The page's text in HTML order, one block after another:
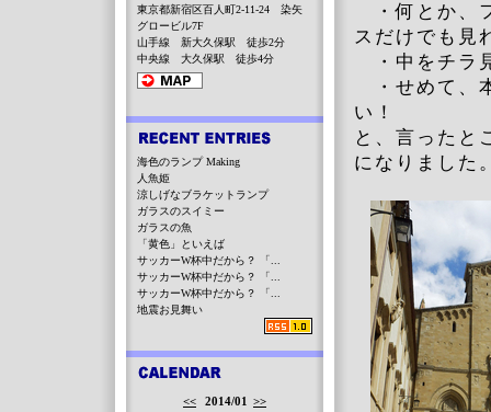
・何とか、
スだけでも
・中をチラ
・せめて、
い！
と、言ったと
になりました
東京都新宿区百人町2-11-24 染矢
グロービル7F
山手線 新大久保駅 徒歩2分
中央線 大久保駅 徒歩4分
海色のランプ Making
人魚姫
涼しげなブラケットランプ
ガラスのスイミー
ガラスの魚
「黄色」といえば
サッカーW杯中だから？ 「...
サッカーW杯中だから？ 「...
サッカーW杯中だから？ 「...
地震お見舞い
<< 2014/01 >>